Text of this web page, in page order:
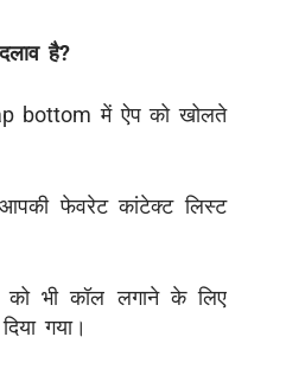
है?
bottomमें ऐप को खोलते
आपकी फेवरेट कांटेक्ट लिस्ट
को भी कॉल लगाने के लिए
दिया गया।